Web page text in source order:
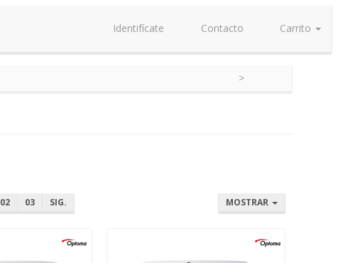
Identifícate Contacto Carrito
02 03 SIG. MOSTRAR